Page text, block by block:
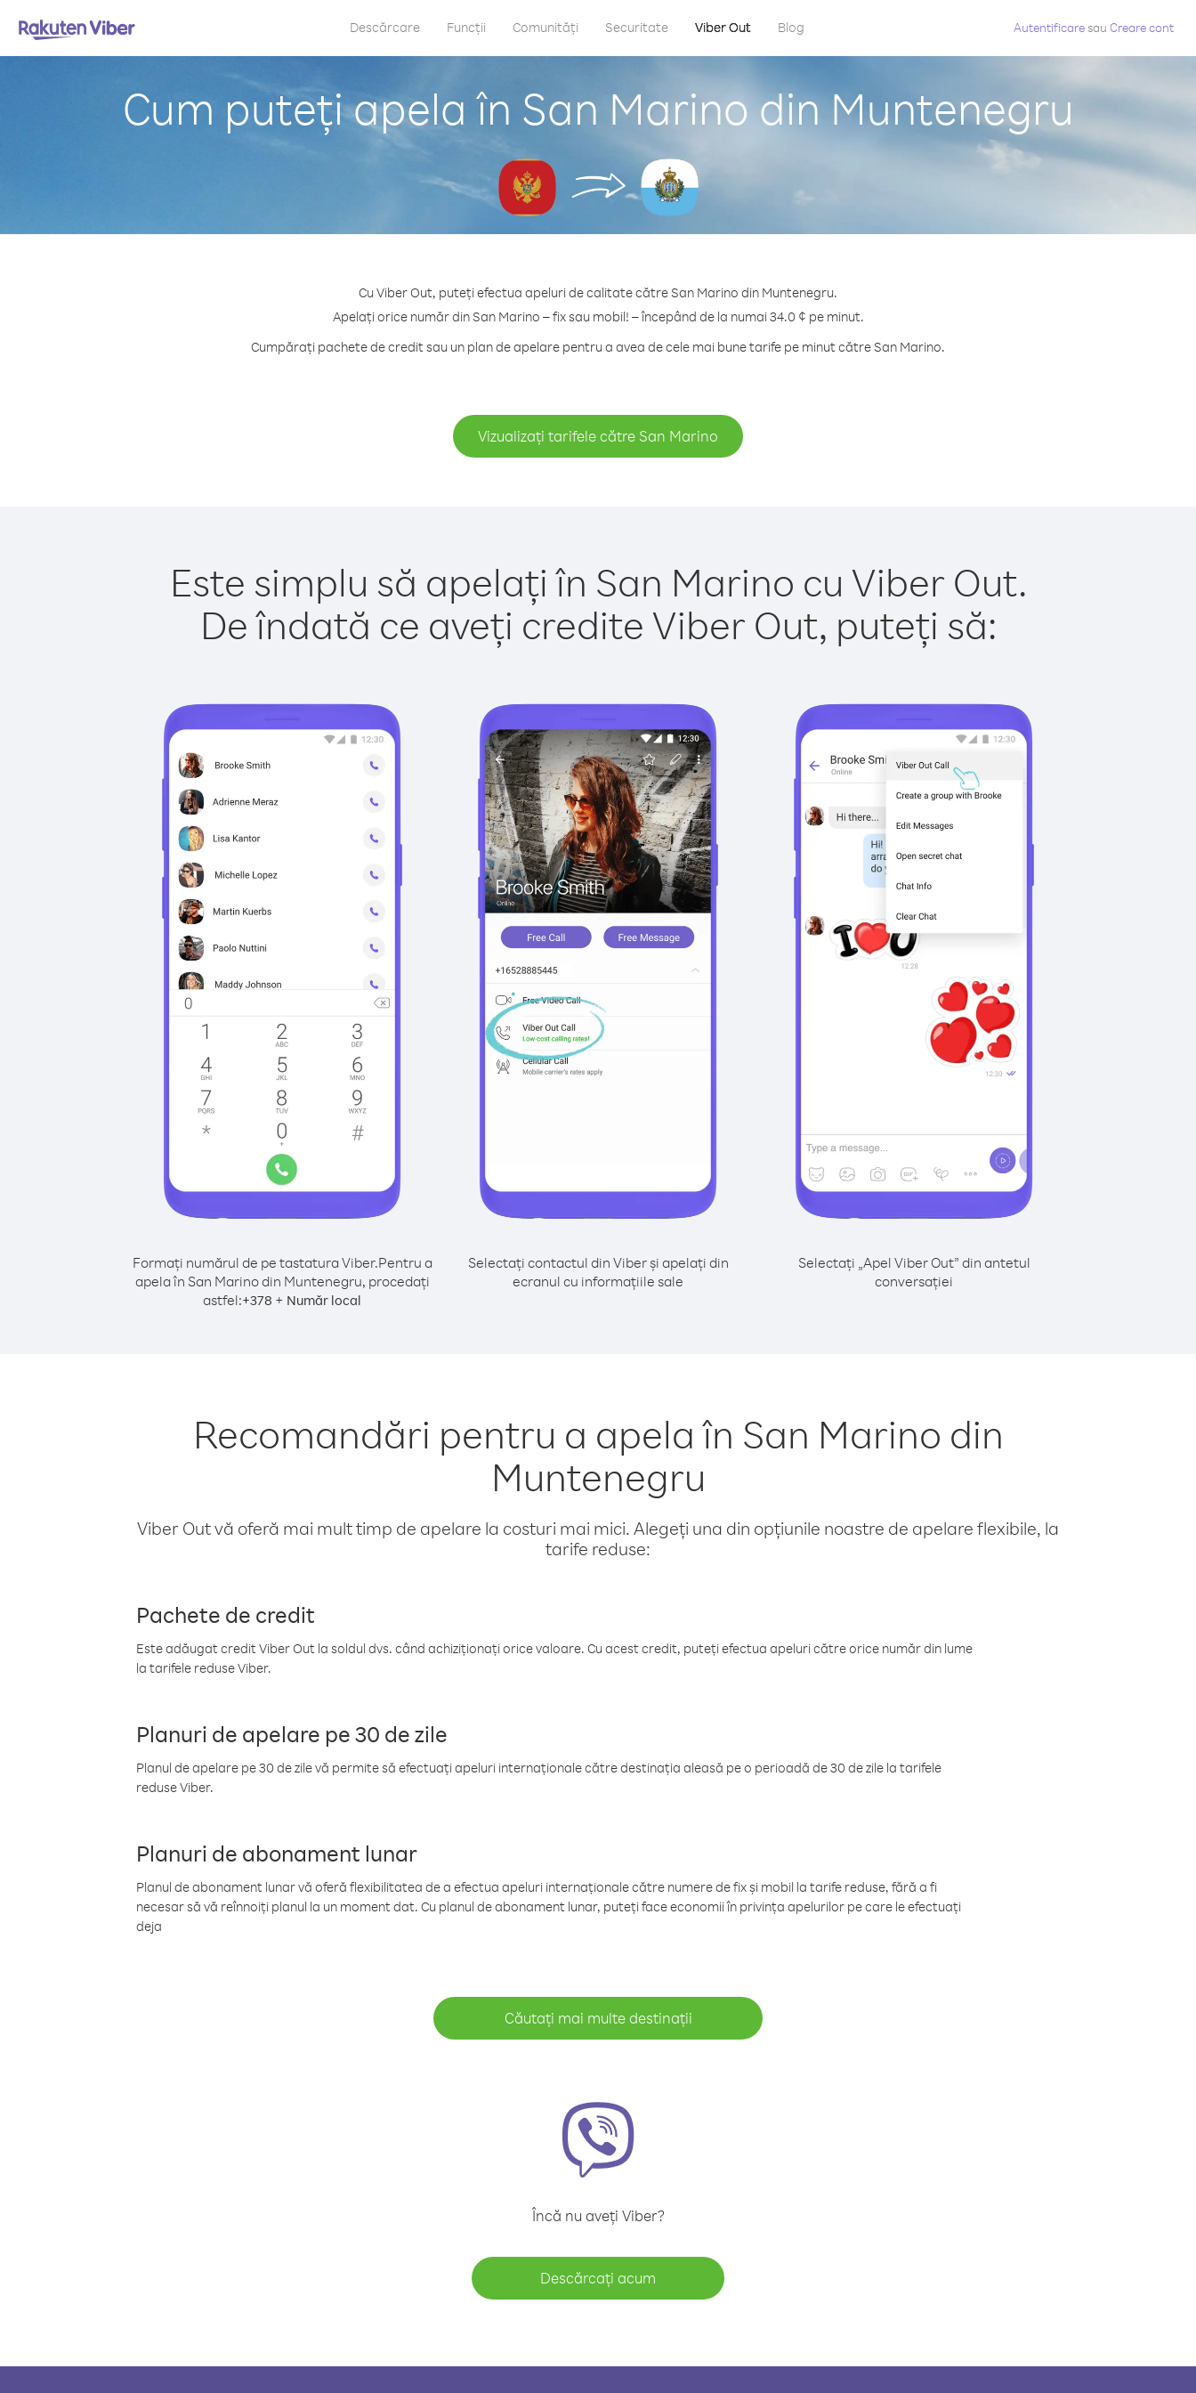
Descărcare Funcții Comunități Securitate Viber Out Blog Autentificaresau Creare cont
Cum puteți apela în San Marino din Muntenegru
Cu Viber Out, puteți efectua apeluri de calitate către San Marino din Muntenegru.
Apelați orice număr din San Marino – fix sau mobil! – începând de la numai 34.0 ¢ pe minut.
Cumpărați pachete de credit sau un plan de apelare pentru a avea de cele mai bune tarife pe minut către San Marino.
Vizualizați tarifele către San Marino
Este simplu să apelați în San Marino cu Viber Out.
De îndată ce aveți credite Viber Out, puteți să:
Formați numărul de pe tastatura Viber.Pentru a
apela în San Marino din Muntenegru, procedați
astfel:+378 + Număr local
Selectați contactul din Viber și apelați din
ecranul cu informațiile sale
Selectați „Apel Viber Out” din antetul
conversației
Recomandări pentru a apela în San Marino din
Muntenegru
Viber Out vă oferă mai mult timp de apelare la costuri mai mici. Alegeți una din opțiunile noastre de apelare flexibile, la
tarife reduse:
Pachete de credit
Este adăugat credit Viber Out la soldul dvs. când achiziționați orice valoare. Cu acest credit, puteți efectua apeluri către orice număr din lume
la tarifele reduse Viber.
Planuri de apelare pe 30 de zile
Planul de apelare pe 30 de zile vă permite să efectuați apeluri internaționale către destinația aleasă pe o perioadă de 30 de zile la tarifele
reduse Viber.
Planuri de abonament lunar
Planul de abonament lunar vă oferă flexibilitatea de a efectua apeluri internaționale către numere de fix și mobil la tarife reduse, fără a fi
necesar să vă reînnoiți planul la un moment dat. Cu planul de abonament lunar, puteți face economii în privința apelurilor pe care le efectuați
deja
Căutați mai multe destinații
Încă nu aveți Viber?
Descărcați acum